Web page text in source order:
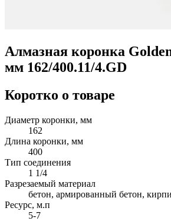
Алмазная коронка
мм 162/400.11/4.GD
Коротко о товаре
Диаметр коронки, мм
162
Длина коронки, мм
400
Тип соединения
1 1/4
Разрезаемый материал
бетон, армированный бетон,
Ресурс, м.п
5-7